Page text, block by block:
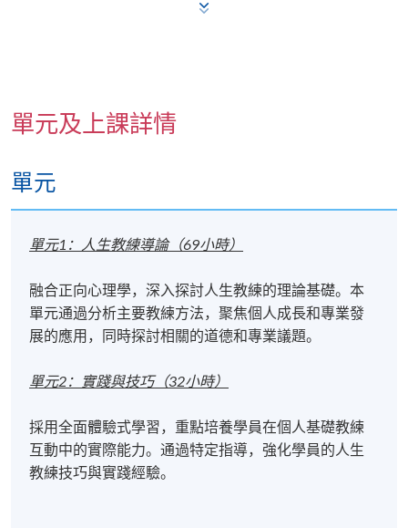
指導將所學應用於自我發展
自我探索是本課程的核心元素。我們鼓勵學員：
深入探討個人身份認同
基於課程性質，學員需要：
在學習過程中進行適度的自我披露
積極參與自我覺察活動
通過這種全面且深入的學習體驗，學員將不僅掌握人
課程簡介會 2025/09/09:
單元及上課詳情
單元
單元1：人生教練導論（69小時）
融合正向心理學，深入探討人生教練的理論基礎。本
單元通過分析主要教練方法，聚焦個人成長和專業發
展的應用，同時探討相關的道德和專業議題。
單元2：實踐與技巧（32小時）
採用全面體驗式學習，重點培養學員在個人基礎教練
互動中的實際能力。通過特定指導，強化學員的人生
教練技巧與實踐經驗。